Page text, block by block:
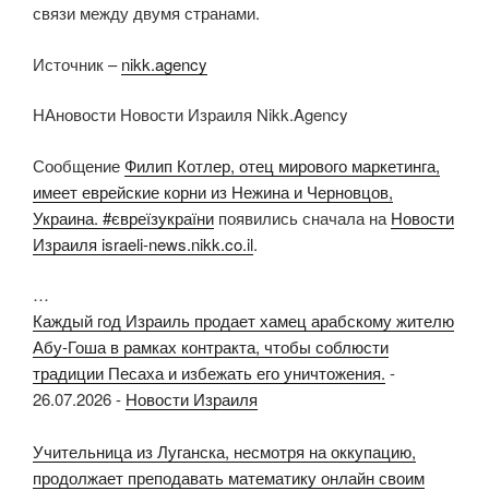
связи между двумя странами.
Источник –nikk.agency
НАновости Новости Израиля Nikk.Agency
СообщениеФилип Котлер, отец мирового маркетинга,
имеет еврейские корни из Нежина и Черновцов,
Украина. #євреїзукраїни появились сначала на Новости
Израиля israeli-news.nikk.co.il.
…
Каждый год Израиль продает хамец арабскому жителю
Абу-Гоша в рамках контракта, чтобы соблюсти
традиции Песаха и избежать его уничтожения. -
26.07.2026- Новости Израиля
Учительница из Луганска, несмотря на оккупацию,
продолжает преподавать математику онлайн своим